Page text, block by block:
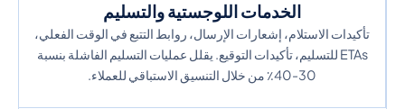
الخدمات اللوجستية والتسليم
تأكيدات الاستلام، إشعارات الإرسال، روابط التتبع في الوقت الفعلي،
ETAs للتسليم، تأكيدات التوقيع. يقلل عمليات التسليم الفاشلة بنسبة
30-40٪ من خلال التنسيق الاستباقي للعملاء.